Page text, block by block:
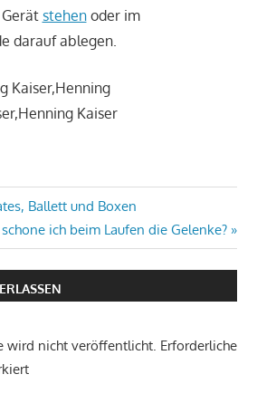
stehenoder im
darauf ablegen.
Kaiser,Henning
Kaiser
Ballett und Boxen
ich beim Laufen die Gelenke?
wird nicht veröffentlicht. Erforderliche